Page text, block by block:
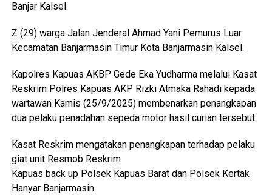
Banjar Kalsel.
Z (29) warga Jalan Jenderal Ahmad Yani Pemurus Luar
Kecamatan Banjarmasin Timur Kota Banjarmasin Kalsel.
Kapolres Kapuas AKBP Gede Eka Yudharma melalui Kasat
Reskrim Polres Kapuas AKP Rizki Atmaka Rahadi kepada
wartawan Kamis (25/9/2025) membenarkan penangkapan
dua pelaku penadahan sepeda motor hasil curian tersebut.
Kasat Reskrim mengatakan penangkapan terhadap pelaku
giat unit Resmob Reskrim
Kapuas back up Polsek Kapuas Barat dan Polsek Kertak
Hanyar Banjarmasin.